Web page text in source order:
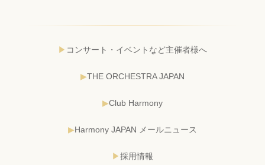
コンサート・イベントなど主催者様へ
THE ORCHESTRA JAPAN
Club Harmony
Harmony JAPAN メールニュース
採用情報